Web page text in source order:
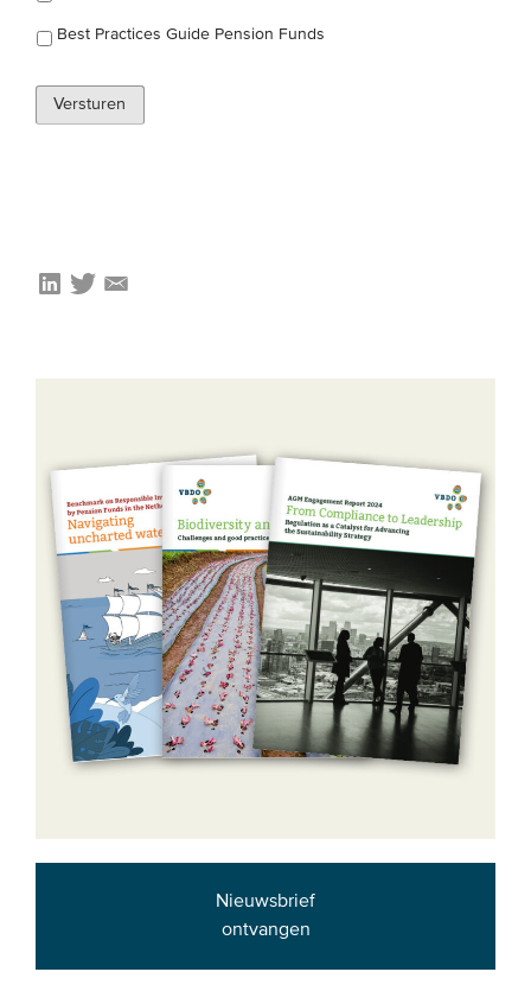
Best Practices Guide Pension Funds
Versturen
Nieuwsbrief
ontvangen